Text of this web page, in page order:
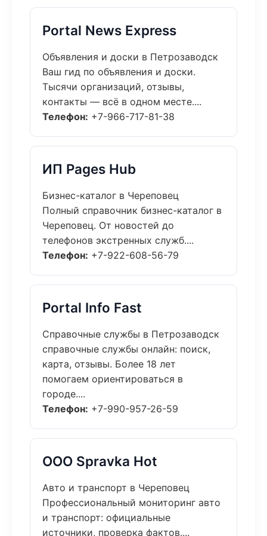
Portal News Express
Объявления и доски в Петрозаводск
Ваш гид по объявления и доски.
Тысячи организаций, отзывы,
контакты — всё в одном месте....
Телефон: +7-966-717-81-38
ИП Pages Hub
Бизнес-каталог в Череповец
Полный справочник бизнес-каталог в
Череповец. От новостей до
телефонов экстренных служб....
Телефон: +7-922-608-56-79
Portal Info Fast
Справочные службы в Петрозаводск
справочные службы онлайн: поиск,
карта, отзывы. Более 18 лет
помогаем ориентироваться в
городе....
Телефон: +7-990-957-26-59
ООО Spravka Hot
Авто и транспорт в Череповец
Профессиональный мониторинг авто
и транспорт: официальные
источники, проверка фактов....